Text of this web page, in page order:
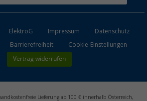
ElektroG Impressum
Datenschutz
Barrierefreiheit Cookie-Einstellungen
Vertrag widerrufen
Lieferung ab 100 € innerhalb Österreich,